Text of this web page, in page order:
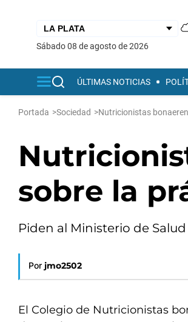
sábado 08 de agosto de 2026
ÚLTIMAS NOTICIAS
Portada >Sociedad >Nutricionistas
sobre la
Piden al Ministerio de
Por jmo2502
El Colegio de Nutricionistas